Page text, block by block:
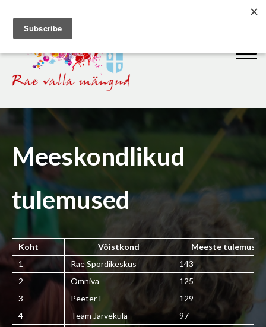
Meeskondlikud
tulemused
Koht Võistkond
Meeste tulemus
1
Rae Spordikeskus
143
2
Omniva
125
3
Peeter I
129
4
Team Järveküla
97